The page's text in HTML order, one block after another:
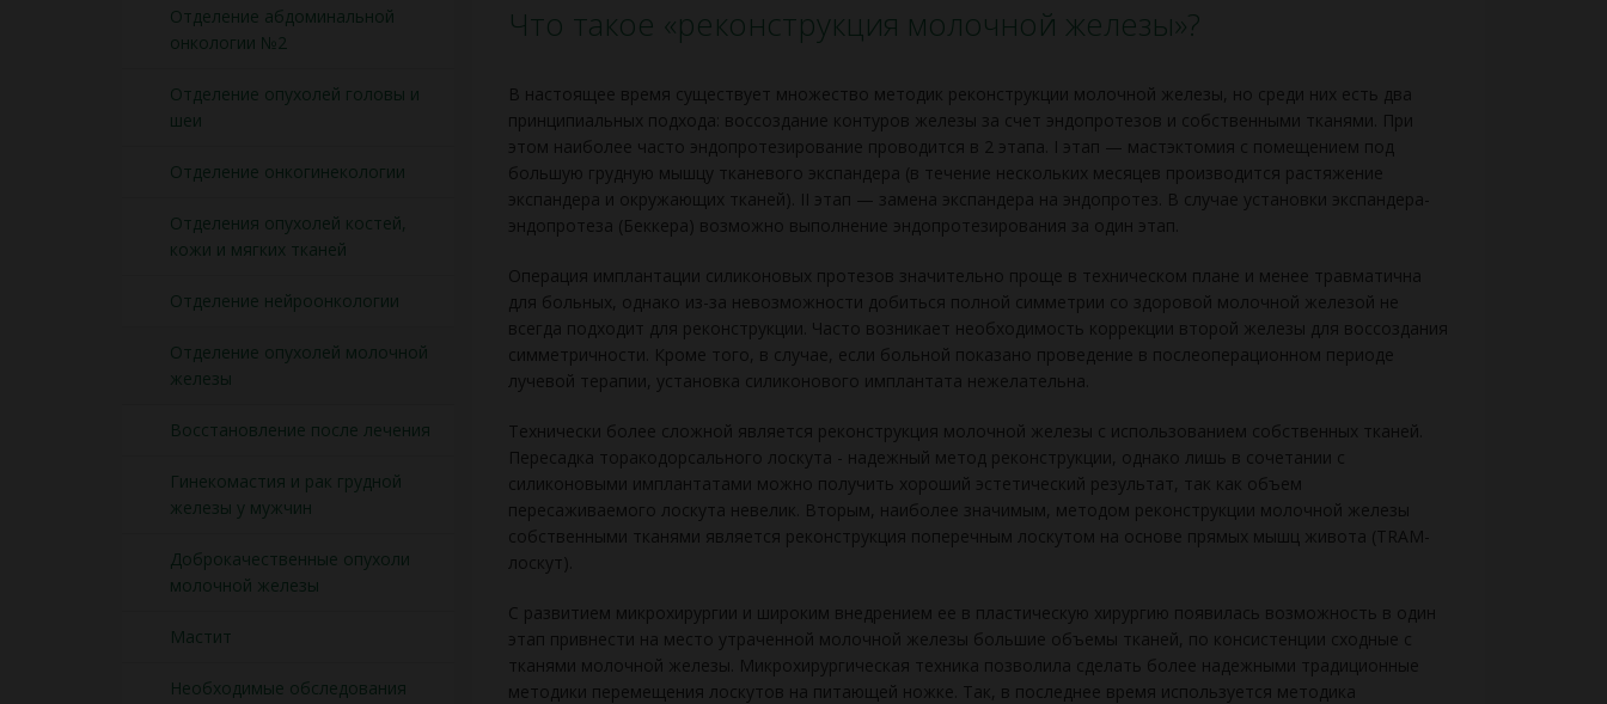
Отделение абдоминальной
онкологии №2
Отделение опухолей головы и
шеи
Отделение онкогинекологии
Отделения опухолей костей,
кожи и мягких тканей
Отделение нейроонкологии
Отделение опухолей молочной
железы
Восстановление после лечения
Гинекомастия и рак грудной
железы у мужчин
Доброкачественные опухоли
молочной железы
Мастит
Необходимые обследования
Что такое «реконструкция молочной железы»?
В настоящее время существует множество методик реконструкции молочной железы, но среди них есть два
принципи­альных подхода: воссоздание контуров железы за счет эндопротезов и собственными тканями. При
этом наиболее часто эндопротезирование прово­дится в 2 этапа. I этап — мастэктомия с помеще­нием под
большую грудную мышцу тканевого экспандера (в течение нескольких месяцев про­изводится растяжение
экспандера и окружаю­щих тканей). II этап — замена экспандера на эндопротез. В случае установки экспандера-
эндопротеза (Беккера) возможно выполнение эндопротезирования за один этап.
Операция имплантации силиконовых проте­зов значительно проще в техническом плане и ме­нее травматична
для больных, однако из-за невоз­можности добиться полной симметрии со здоровой молочной железой не
всегда подходит для реконструкции. Часто возникает необходимость коррекции второй же­лезы для воссоздания
симметричности. Кроме то­го, в случае, если больной показано проведение в послеоперационном периоде
лучевой терапии, ус­тановка силиконового имплантата нежелательна.
Технически более сложной является рекон­струкция молочной железы с использованием собственных тканей.
Пересадка торакодорсального лоскута - надежный метод реконструкции, однако лишь в сочетании с
силиконовыми имплантатами можно получить хороший эстетический ре­зультат, так как объем
пересаживаемого лоскута невелик. Вторым, наиболее значимым, методом реконст­рукции молочной железы
собственными тканями является реконструкция поперечным лоскутом на основе прямых мышц живота (TRAM-
лоскут).
С развитием микрохирургии и широким внедрением ее в пластическую хирургию появи­лась возможность в один
этап привнести на мес­то утраченной молочной железы большие объе­мы тканей, по консистенции сходные с
тканями молочной железы. Микрохирургическая техника позволила сделать более надежными традицион­ные
методики перемещения лоскутов на питаю­щей ножке. Так, в последнее время используется мето­дика